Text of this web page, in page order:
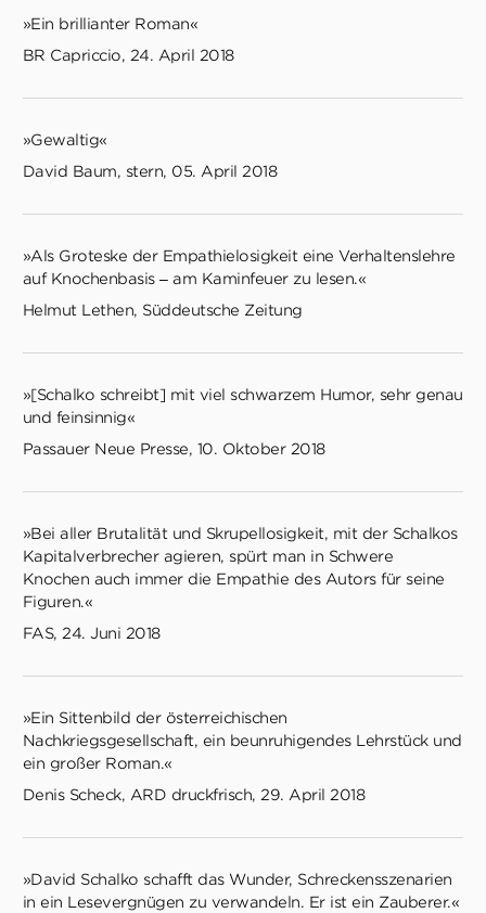
»Ein brillianter Roman«
BR Capriccio, 24. April 2018
»Gewaltig«
David Baum, stern, 05. April 2018
»Als Groteske der Empathielosigkeit eine Verhaltenslehre
auf Knochenbasis – am Kaminfeuer zu lesen.«
Helmut Lethen, Süddeutsche Zeitung
»[Schalko schreibt] mit viel schwarzem Humor, sehr genau
und feinsinnig«
Passauer Neue Presse, 10. Oktober 2018
»Bei aller Brutalität und Skrupellosigkeit, mit der Schalkos
Kapitalverbrecher agieren, spürt man in Schwere
Knochen auch immer die Empathie des Autors für seine
Figuren.«
FAS, 24. Juni 2018
»Ein Sittenbild der österreichischen
Nachkriegsgesellschaft, ein beunruhigendes Lehrstück und
ein großer Roman.«
Denis Scheck, ARD druckfrisch, 29. April 2018
»David Schalko schafft das Wunder, Schreckensszenarien
in ein Lesevergnügen zu verwandeln. Er ist ein Zauberer.«